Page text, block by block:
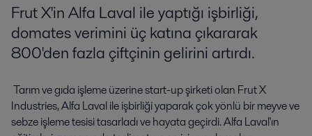
Frut X'in Alfa Laval ile yaptığı işbirliği,
domates verimini üç katına çıkararak
800'den fazla çiftçinin gelirini artırdı.
Tarım ve gıda işleme üzerine start-up şirketi olan Frut X
Industries, Alfa Laval ile işbirliği yaparak çok yönlü bir meyve ve
sebze işleme tesisi tasarladı ve hayata geçirdi. Alfa Laval'ın